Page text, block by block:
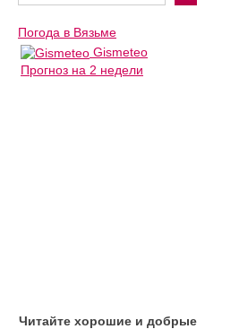
Погода в Вязьме
Gismeteo
Прогноз на 2 недели
Читайте хорошие и добрые